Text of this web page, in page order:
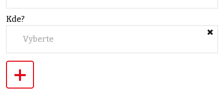
Kde?
Vyberte
+